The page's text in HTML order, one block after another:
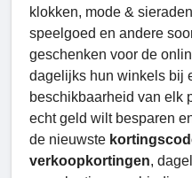
klokken, mode &
speelgoed en andere
geschenken voor de
dagelijks hun winkels bij
beschikbaarheid van elk
echt geld wilt besparen
de nieuwste
verkoopkortingen,